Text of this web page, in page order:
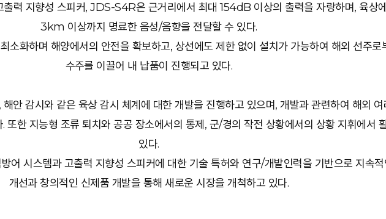
출력 지향성 스피커, JDS-S4R은 근거리에서 최대 154dB 이상의 출력을 자랑하며, 육상
3km 이상까지 명료한 음성/음향을 전달할 수 있다.
소화하며 해양에서의 안전을 확보하고, 상선에도 제한 없이 설치가 가능하여 해외 선주로
수주를 이끌어 내 납품이 진행되고 있다.
안 감시와 같은 육상 감시 체계에 대한 개발을 진행하고 있으며, 개발과 관련하여 해외
또한 지능형 조류 퇴치와 공공 장소에서의 통제, 군/경의 작전 상황에서의 상황 지휘에서
있다.
어 시스템과 고출력 지향성 스피커에 대한 기술 특허와 연구/개발인력을 기반으로 지속
개선과 창의적인 신제품 개발을 통해 새로운 시장을 개척하고 있다.